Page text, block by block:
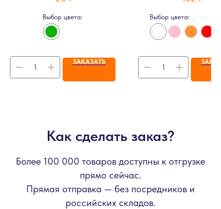
Выбор цвета:
ЗАКАЗАТЬ
Выбор цвета:
Как сделать заказ?
Более 100 000 товаров доступны к отгрузке
прямо сейчас.
Прямая отправка — без посредников и
российских складов.